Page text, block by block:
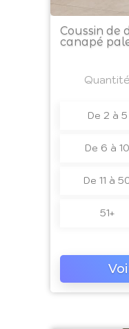
Coussin de
canapé
Quantité
De 2 à 5
De 6 à 10
De 11 à
51+